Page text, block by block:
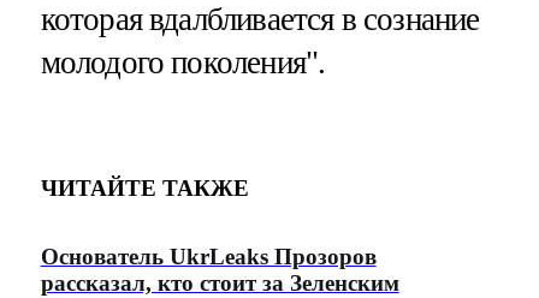
которая вдалбливается в сознание
молодого поколения".
ЧИТАЙТЕ ТАКЖЕ
Основатель UkrLeaks Прозоров
рассказал, кто стоит за Зеленским